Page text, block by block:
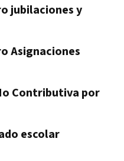
jubilaciones y
Asignaciones
Contributiva por
escolar